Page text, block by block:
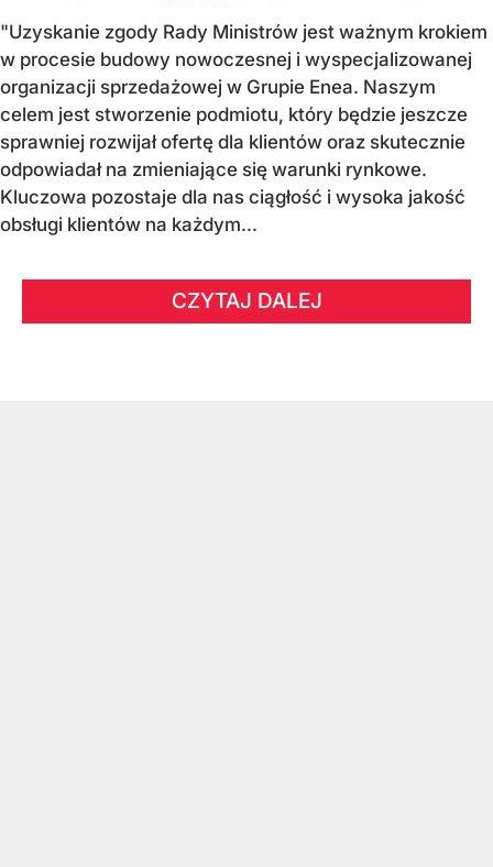
"Uzyskanie zgody Rady Ministrów jest ważnym krokiem
w procesie budowy nowoczesnej i wyspecjalizowanej
organizacji sprzedażowej w Grupie Enea. Naszym
celem jest stworzenie podmiotu, który będzie jeszcze
sprawniej rozwijał ofertę dla klientów oraz skutecznie
odpowiadał na zmieniające się warunki rynkowe.
Kluczowa pozostaje dla nas ciągłość i wysoka jakość
obsługi klientów na każdym...
CZYTAJ DALEJ